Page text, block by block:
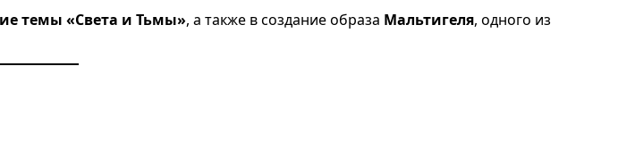
темы «Света и Тьмы», а также в создание образа Мальтигеля, одного из